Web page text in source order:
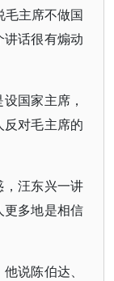
毛主席不做国
话很有煽动
国家主席，
对毛主席的
汪东兴一讲
多地是相信
说陈伯达、